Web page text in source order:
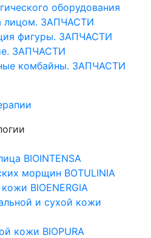
оборудования
лицом. ЗАПЧАСТИ
фигуры. ЗАПЧАСТИ
ЗАПЧАСТИ
комбайны. ЗАПЧАСТИ
BIOINTENSA
морщин BOTULINIA
BIOENERGIA
и сухой кожи
кожи BIOPURA